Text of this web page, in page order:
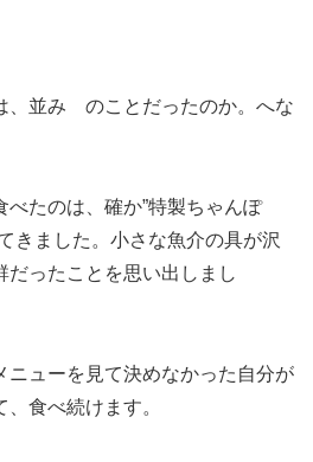
、並み のことだったのか。へな
たのは、確か”特製ちゃんぽ
きました。小さな魚介の具が沢
だったことを思い出しまし
。
ニューを見て決めなかった自分が
食べ続けます。